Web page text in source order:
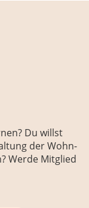
Du willst
der Wohn-
Werde Mitglied